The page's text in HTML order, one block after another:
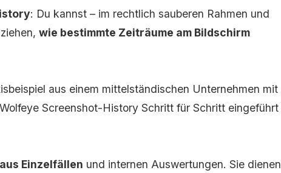
: Du kannst – im rechtlich sauberen Rahmen und
wie bestimmte Zeiträume am Bildschirm
aus einem mittelständischen Unternehmen mit
Screenshot-History Schritt für Schritt eingeführt
Einzelfällen und internen Auswertungen. Sie dienen